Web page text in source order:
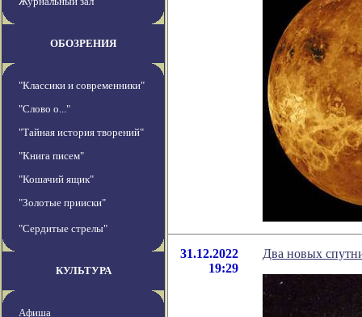
ОБОЗРЕНИЯ
"Классики и современники"
"Слово о..."
"Тайная история творений"
"Книга писем"
"Кошачий ящик"
"Золотые прииски"
"Сердитые стрелы"
КУЛЬТУРА
Афиша
31.12.2022
19:29
Два новых